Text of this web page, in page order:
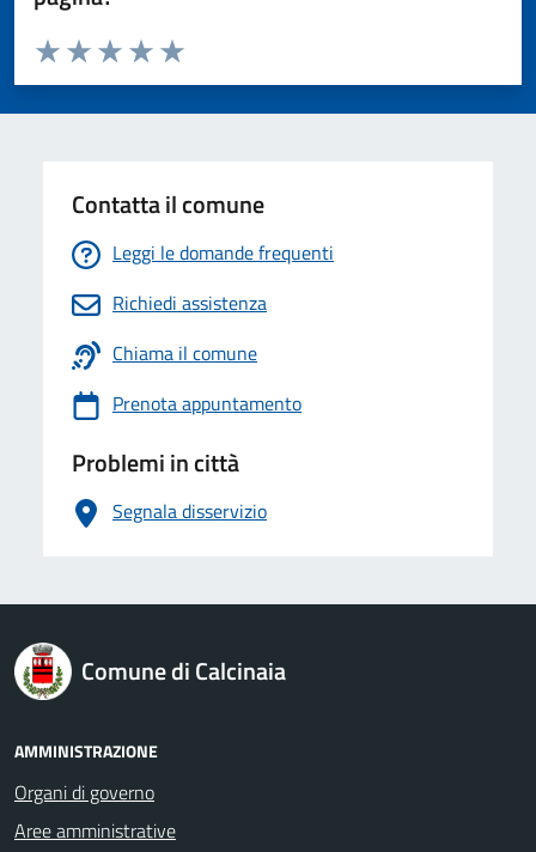
Valuta da 1 a 5 stelle la pagina
Valuta 5 stelle su 5
Valuta 4 stelle su 5
Valuta 3 stelle su 5
Valuta 2 stelle su 5
Valuta 1 stelle su 5
Contatta il comune
Leggi le domande frequenti
Richiedi assistenza
Chiama il comune
Prenota appuntamento
Problemi in città
Segnala disservizio
logo Unione Europea
Comune di Calcinaia
AMMINISTRAZIONE
Organi di governo
Aree amministrative